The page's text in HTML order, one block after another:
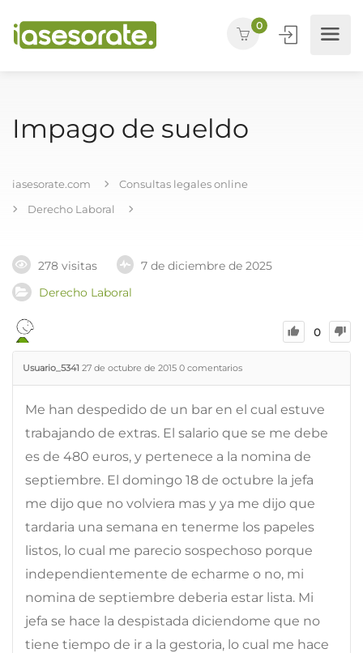
0
Impago de sueldo
iasesorate.com
Consultas legales online
Derecho Laboral
278 visitas
7 de diciembre de 2025
Derecho Laboral
0
Usuario_5341 27 de octubre de 2015 0 comentarios
Me han despedido de un bar en el cual estuve
trabajando de extras. El salario que se me debe
es de 480 euros, y pertenece a la nomina de
septiembre. El domingo 18 de octubre la jefa
me dijo que no volviera mas y ya me dijo que
tardaria una semana en tenerme los papeles
listos, lo cual me parecio sospechoso porque
independientemente de echarme o no, mi
nomina de septiembre deberia estar lista. Mi
jefa se hace la despistada diciendome que no
tiene tiempo de ir a la gestoria, lo cual me hace